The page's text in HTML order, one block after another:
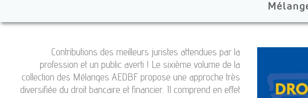
Contributions des meilleurs juristes attendues par la
profession et un public averti ! Le sixième volume de la
collection des Mélanges AEDBF propose une approche très
diversifiée du droit bancaire et financier. Il comprend en effet